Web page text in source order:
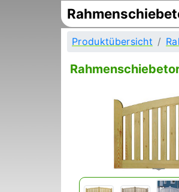
Produktübersicht